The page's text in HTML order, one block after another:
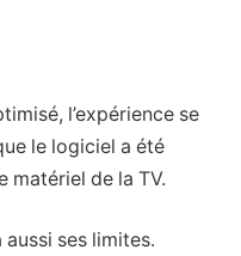
l’expérience se
le logiciel a été
matériel de la TV.
ses limites.